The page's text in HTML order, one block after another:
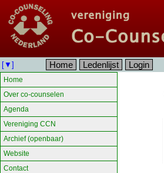
[▼] Home Ledenlijst Login
Home
Over co-counselen
Agenda
Vereniging CCN
Archief (openbaar)
Website
Contact